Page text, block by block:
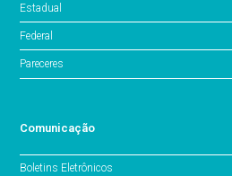
Estadual
Federal
Pareceres
Comunicação
Boletins Eletrônicos